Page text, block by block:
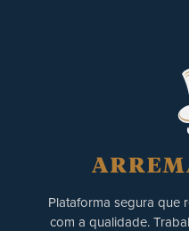
Plataforma segura que
com a qualidade.